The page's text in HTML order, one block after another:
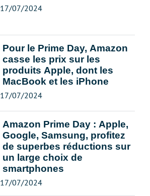
17/07/2024
Pour le Prime Day, Amazon
casse les prix sur les
produits Apple, dont les
MacBook et les iPhone
17/07/2024
Amazon Prime Day : Apple,
Google, Samsung, profitez
de superbes réductions sur
un large choix de
smartphones
17/07/2024